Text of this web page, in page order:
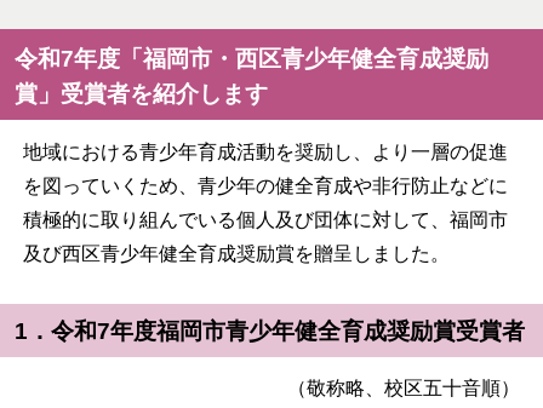
令和7年度「福岡市・西区青少年健全育成奨励
賞」受賞者を紹介します
地域における青少年育成活動を奨励し、より一層の促進
を図っていくため、青少年の健全育成や非行防止などに
積極的に取り組んでいる個人及び団体に対して、福岡市
及び西区青少年健全育成奨励賞を贈呈しました。
1．令和7年度福岡市青少年健全育成奨励賞受賞者
（敬称略、校区五十音順）